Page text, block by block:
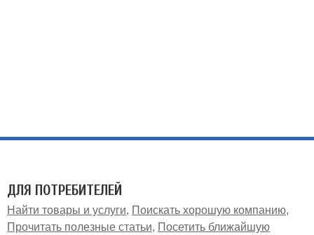
ДЛЯ ПОТРЕБИТЕЛЕЙ
Найти товары и услуги
Поискать хорошую компанию
Прочитать полезные статьи
Посетить ближайшую